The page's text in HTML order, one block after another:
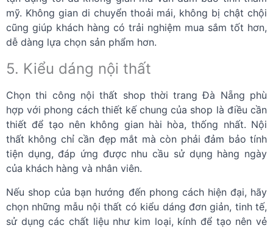
mỹ. Không gian di chuyển thoải mái, không bị chật chội
cũng giúp khách hàng có trải nghiệm mua sắm tốt hơn,
dễ dàng lựa chọn sản phẩm hơn.
5. Kiểu dáng nội thất
Chọn thi công nội thất shop thời trang Đà Nẵng phù
hợp với phong cách thiết kế chung của shop là điều cần
thiết để tạo nên không gian hài hòa, thống nhất. Nội
thất không chỉ cần đẹp mắt mà còn phải đảm bảo tính
tiện dụng, đáp ứng được nhu cầu sử dụng hàng ngày
của khách hàng và nhân viên.
Nếu shop của bạn hướng đến phong cách hiện đại, hãy
chọn những mẫu nội thất có kiểu dáng đơn giản, tinh tế,
sử dụng các chất liệu như kim loại, kính để tạo nên vẻ